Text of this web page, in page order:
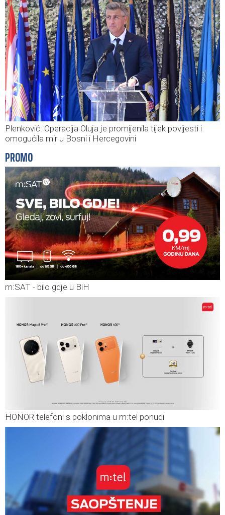
Plenković: Operacija Oluja je promijenila tijek povijesti i
omogućila mir u Bosni i Hercegovini
PROMO
m:SAT - bilo gdje u BiH
HONOR telefoni s poklonima u m:tel ponudi